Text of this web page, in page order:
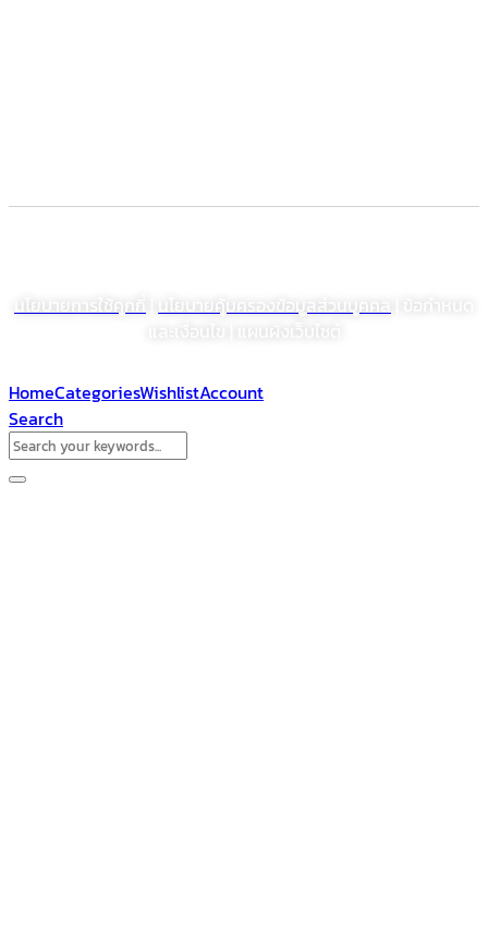
นโยบายการใช้คุกกี้ นโยบายคุ้มครองข้อมูลส่วนบุคคล
และเงื่อนไข | แผนผังเว็บไซต์
HomeCategoriesWishlistAccount
Search